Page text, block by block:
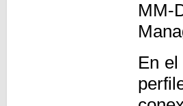
MM-
En el